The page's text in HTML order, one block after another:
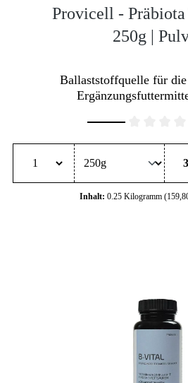
Provicell - Präbiota
250g |
Ballaststoffquelle für
Inhalt: 0.25 Kilogramm
Durchschnittliche